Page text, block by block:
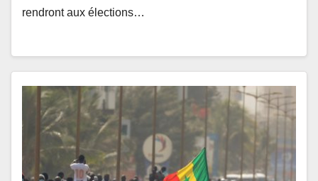
rendront aux élections…